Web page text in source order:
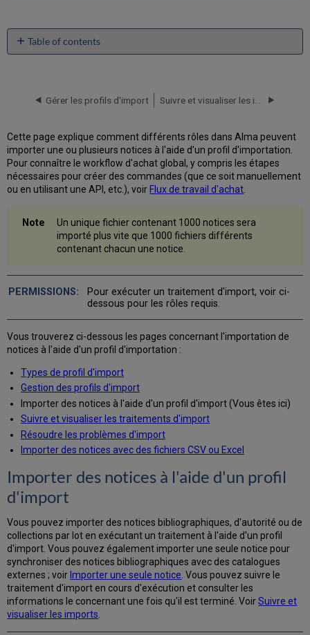
Table of contents
profil
d'import
Importer
plusieurs
notices
une
d'utilisation
:
une
abrégée
associée
à
une
commande
Gérer les profils d'import
Cette page explique comment différents rôles dans Alma peuvent
importer une ou plusieurs notices à l'aide d'un profil d'importation.
Pour connaître le workflow d'achat global, y compris les étapes
nécessaires pour créer des commandes (que ce soit manuellement
ou en utilisant une API, etc.), voir Flux de travail d'achat
Un unique fichier contenant 1000 notices sera
importé plus vite que 1000 fichiers différents
contenant chacun une notice.
Pour exécuter un traitement d'import, voir ci-
dessous pour les rôles requis.
Vous trouverez ci-dessous les pages concernant l'importation de
notices à l'aide d'un profil d'importation :
Types de profil d'import
Gestion des profils d'import
Importer des notices à l'aide d'un profil d'import (Vous êtes ici)
Suivre et visualiser les traitements d'import
Résoudre les problèmes d'import
Importer des notices avec des fichiers CSV ou Excel
Importer des notices à l'aide d'un profil
d'import
Vous pouvez importer des notices bibliographiques, d'autorité ou de
collections par lot en exécutant un traitement à l'aide d'un profil
d'import. Vous pouvez également importer une seule notice pour
synchroniser des notices bibliographiques avec des catalogues
externes ; voir Importer une seule notice . Vous pouvez suivre le
traitement d'import en cours d'exécution et consulter les
informations le concernant une fois qu'il est terminé. VoirSuivre et
visualiser les imports